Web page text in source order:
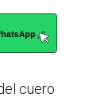
cuero